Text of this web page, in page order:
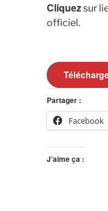
Cliquezsur
officiel.
Partager :
Facebook
J’aime ça :